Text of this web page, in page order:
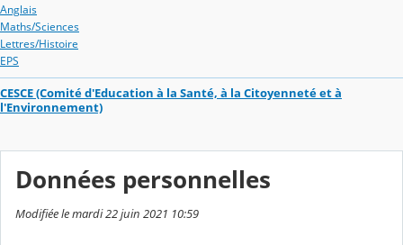
Anglais
Maths/Sciences
Lettres/Histoire
EPS
CESCE (Comité d'Education à la Santé, à la Citoyenneté et à
l'Environnement)
Données personnelles
Modifiée le mardi 22 juin 2021 10:59